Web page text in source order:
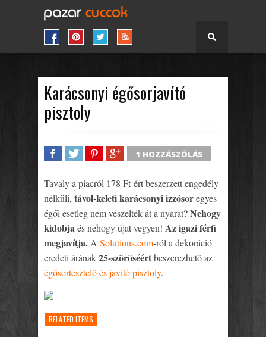
Karácsonyi égősorjavító
pisztoly
1 HOZZÁSZÓLÁS
Tavaly a piacról 178 Ft-ért beszerzett engedély
nélküli, távol-keleti karácsonyi izzósoregyes
égői esetleg nem vészelték át a nyarat?Nehogy
kidobjaés nehogy újat vegyen! Az igazi férfi
megjavítja. A Solutions.com-ról a dekoráció
eredeti árának25-szöröséértbeszerezhető az
égősortesztelő és javító pisztoly.
RELATED ITEMS